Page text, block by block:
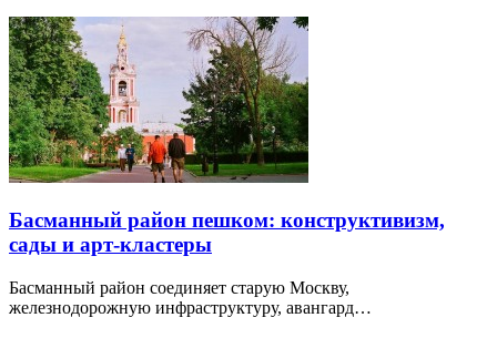
Басманный район пешком: конструктивизм,
сады и арт-кластеры
Басманный район соединяет старую Москву,
железнодорожную инфраструктуру, авангард…